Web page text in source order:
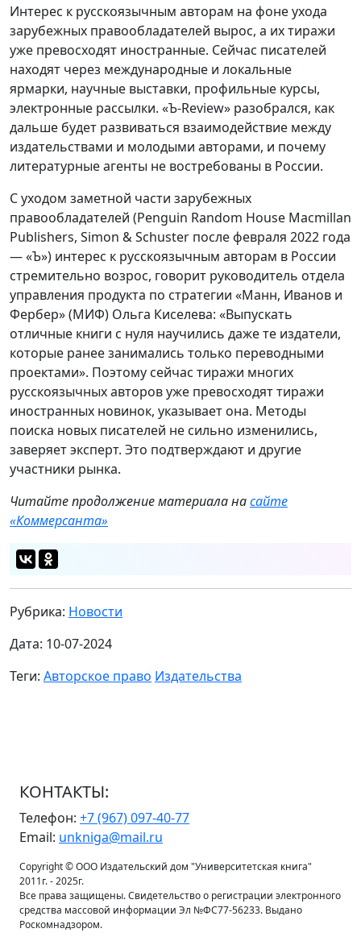
Интерес к русскоязычным авторам на фоне ухода
зарубежных правообладателей вырос, а их тиражи
уже превосходят иностранные. Сейчас писателей
находят через международные и локальные
ярмарки, научные выставки, профильные курсы,
электронные рассылки. «Ъ-Review» разобрался, как
дальше будет развиваться взаимодействие между
издательствами и молодыми авторами, и почему
литературные агенты не востребованы в России.
С уходом заметной части зарубежных
правообладателей (Penguin Random House Macmillan
Publishers, Simon & Schuster после февраля 2022 года
— «Ъ») интерес к русскоязычным авторам в России
стремительно возрос, говорит руководитель отдела
управления продукта по стратегии «Манн, Иванов и
Фербер» (МИФ) Ольга Киселева: «Выпускать
отличные книги с нуля научились даже те издатели,
которые ранее занимались только переводными
проектами». Поэтому сейчас тиражи многих
русскоязычных авторов уже превосходят тиражи
иностранных новинок, указывает она. Методы
поиска новых писателей не сильно изменились,
заверяет эксперт. Это подтверждают и другие
участники рынка.
Читайте продолжение материала насайте
«Коммерсанта»
Рубрика: Новости
Дата: 10-07-2024
Теги: Авторское право Издательства
КОНТАКТЫ:
Телефон: +7 (967) 097-40-77
Email: unkniga@mail.ru
Copyright © ООО Издательский дом "Университетская книга"
2011г. - 2025г.
Все права защищены. Свидетельство о регистрации электронного
средства массовой информации Эл №ФС77-56233. Выдано
Роскомнадзором.